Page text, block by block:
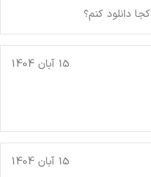
دانلود کنم؟
15 آبان 1404
15 آبان 1404